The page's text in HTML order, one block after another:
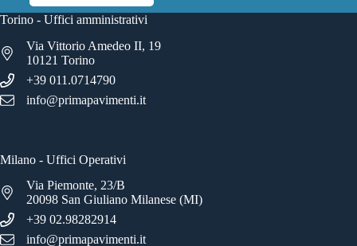
Torino - Uffici amministrativi
Via Vittorio Amedeo II, 19
10121 Torino
+39 011.0714790
info@primapavimenti.it
Milano - Uffici Operativi
Via Piemonte, 23/B
20098 San Giuliano Milanese (MI)
+39 02.98282914
info@primapavimenti.it